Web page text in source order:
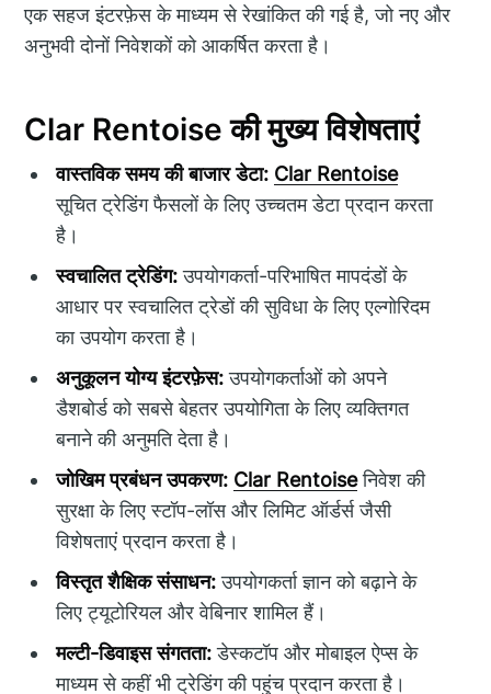
एक सहज इंटरफ़ेस के माध्यम से रेखांकित की गई है, जो नए और
अनुभवी दोनों निवेशकों को आकर्षित करता है।
Clar Rentoise की मुख्य विशेषताएं
वास्तविक समय की बाजार डेटा: Clar Rentoise
सूचित ट्रेडिंग फैसलों के लिए उच्चतम डेटा प्रदान करता
है।
स्वचालित ट्रेडिंग:उपयोगकर्ता-परिभाषित मापदंडों के
आधार पर स्वचालित ट्रेडों की सुविधा के लिए एल्गोरिदम
का उपयोग करता है।
अनुकूलन योग्य इंटरफ़ेस:उपयोगकर्ताओं को अपने
डैशबोर्ड को सबसे बेहतर उपयोगिता के लिए व्यक्तिगत
बनाने की अनुमति देता है।
जोखिम प्रबंधन उपकरण: Clar Rentoiseनिवेश की
सुरक्षा के लिए स्टॉप-लॉस और लिमिट ऑर्डर्स जैसी
विशेषताएं प्रदान करता है।
विस्तृत शैक्षिक संसाधन:उपयोगकर्ता ज्ञान को बढ़ाने के
लिए ट्यूटोरियल और वेबिनार शामिल हैं।
मल्टी-डिवाइस संगतता:डेस्कटॉप और मोबाइल ऐप्स के
माध्यम से कहीं भी ट्रेडिंग की पहुंच प्रदान करता है।